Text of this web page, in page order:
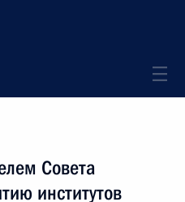
Совета
институтов